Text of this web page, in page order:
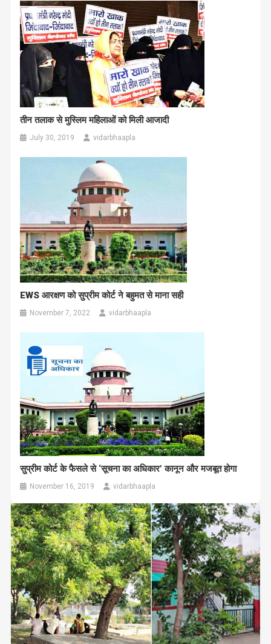
तीन तलाक से मुस्लिम महिलाओं को मिली आजादी
July 30, 2019 vidarbhaapla
EWS आरक्षण को सुप्रीम कोर्ट ने बहुमत से माना सही
November 7, 2022 vidarbhaapla
सुप्रीम कोर्ट के फैसले से ‘सूचना का अधिकार’ कानून और मजबूत होगा
November 16, 2019 vidarbhaapla